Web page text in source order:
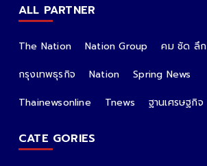
ALL PARTNER
The Nation Nation Group
คม ชัด ลึก
กรุงเทพธุรกิจ
Nation
Spring News
Thainewsonline
Tnews ฐานเศรษฐกิจ
CATE GORIES